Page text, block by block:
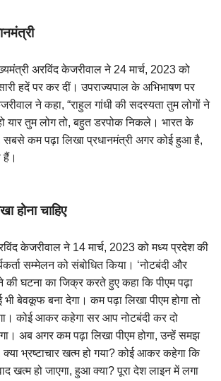
अरविंद केजरीवाल ने 24 मार्च, 2023 को
सारी हदें पर कर दीं। उपराज्यपाल के अभिभाषण पर
ने कहा, “राहुल गांधी की सदस्यता तुम लोगों ने
यार तुम लोग तो, बहुत डरपोक निकले। भारत के
सबसे कम पढ़ा लिखा प्रधानमंत्री अगर कोई हुआ है,
हैं।
होना चाहिए
केजरीवाल ने 14 मार्च, 2023 को मध्य प्रदेश की
सम्मेलन को संबोधित किया। ‘नोटबंदी और
की घटना का जिक्र करते हुए कहा कि पीएम पढ़ा
भी बेवकूफ बना देगा। कम पढ़ा लिखा पीएम होगा तो
कोई आकर कहेगा सर आप नोटबंदी कर दो
अब अगर कम पढ़ा लिखा पीएम होगा, उन्हें समझ
क्या भ्रष्टाचार खत्म हो गया? कोई आकर कहेगा कि
खत्म हो जाएगा, हुआ क्या? पूरा देश लाइन में लगा